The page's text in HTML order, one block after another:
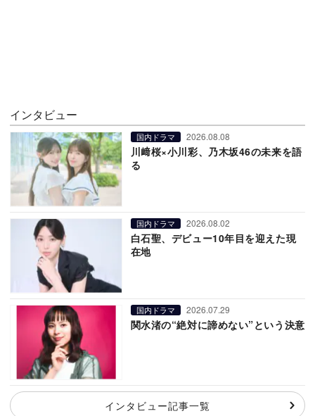
インタビュー
国内ドラマ 2026.08.08
川﨑桜×小川彩、乃木坂46の未来を語
る
国内ドラマ 2026.08.02
白石聖、デビュー10年目を迎えた現
在地
国内ドラマ 2026.07.29
関水渚の“絶対に諦めない”という決意
インタビュー記事一覧